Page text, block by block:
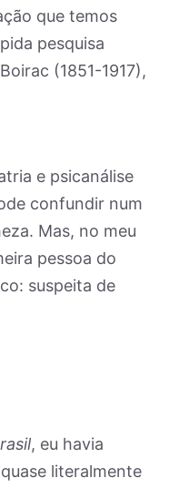
que temos
pesquisa
(1851-1917),
e psicanálise
confundir num
Mas, no meu
pessoa do
suspeita de
, eu havia
literalmente